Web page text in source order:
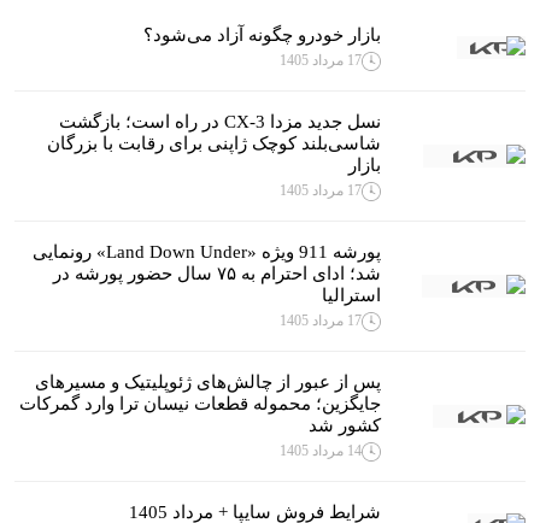
بازار خودرو چگونه آزاد می‌شود؟
17 مرداد 1405
نسل جدید مزدا CX-3 در راه است؛ بازگشت
شاسی‌بلند کوچک ژاپنی برای رقابت با بزرگان
بازار
17 مرداد 1405
پورشه 911 ویژه «Land Down Under» رونمایی
شد؛ ادای احترام به ۷۵ سال حضور پورشه در
استرالیا
17 مرداد 1405
پس از عبور از چالش‌های ژئوپلیتیک و مسیرهای
جایگزین؛ محموله قطعات نیسان ترا وارد گمرکات
کشور شد
14 مرداد 1405
شرایط فروش سایپا + مرداد 1405